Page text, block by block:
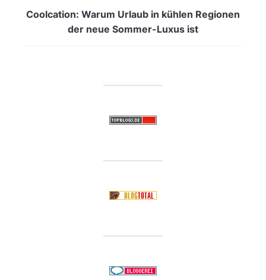
Coolcation: Warum Urlaub in kühlen Regionen
der neue Sommer-Luxus ist